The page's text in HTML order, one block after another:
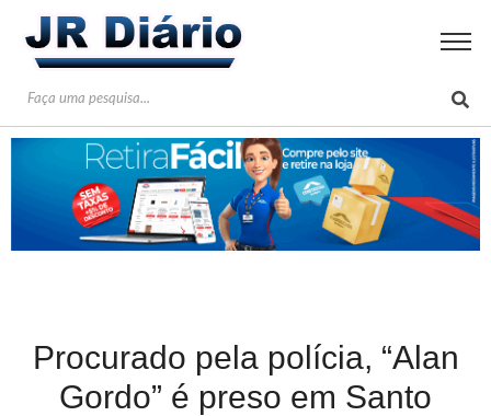
Procurado pela polícia, “Alan
Gordo” é preso em Santo